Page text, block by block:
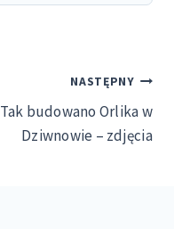
NASTĘPNY
Tak budowano Orlika w
Dziwnowie – zdjęcia